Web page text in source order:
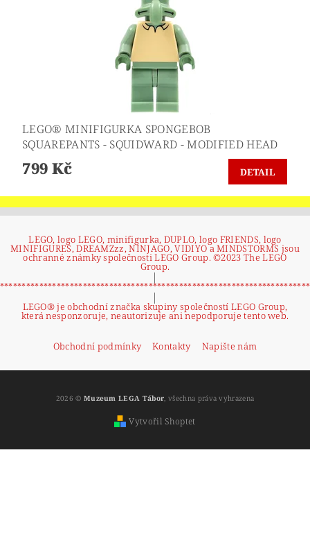
LEGO® MINIFIGURKA SPONGEBOB
SQUAREPANTS - SQUIDWARD - MODIFIED HEAD
799 Kč DETAIL
LEGO, logo LEGO, minifigurka, DUPLO, logo FRIENDS, logo
MINIFIGURES, DREAMZzz, NINJAGO, VIDIYO a MINDSTORMS jsou
ochranné známky společnosti LEGO Group. ©2023 The LEGO
Group.
|
|
LEGO® je obchodní značka skupiny společností LEGO Group,
která nesponzoruje, neautorizuje ani nepodporuje tento web.
Obchodní podmínky Kontakty Napište nám
2026 © Muzeum LEGA Tábor , všechna práva vyhrazena
Vytvořil Shoptet